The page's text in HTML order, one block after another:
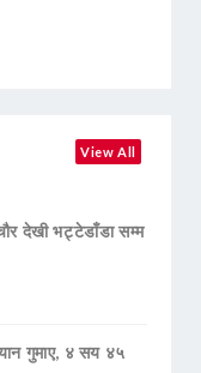
View All
देखी भट्टेडाँडा सम्म
गुमाए, ४ सय ४५